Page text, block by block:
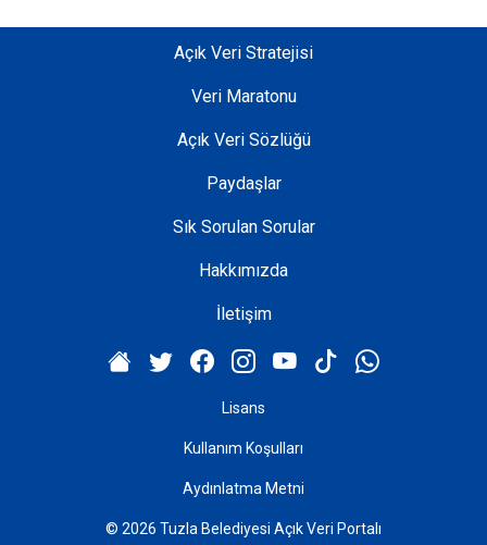
Açık Veri Stratejisi
Veri Maratonu
Açık Veri Sözlüğü
Paydaşlar
Sık Sorulan Sorular
Hakkımızda
İletişim
Lisans
Kullanım Koşulları
Aydınlatma Metni
© 2026 Tuzla Belediyesi Açık Veri Portalı